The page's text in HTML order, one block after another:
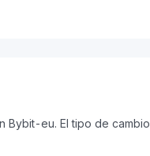
Bybit-eu. El tipo de cambio